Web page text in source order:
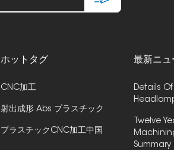
ホットタグ
CNC加工
射出成形 Abs プラスチック
プラスチックCNC加工中国
最新ニュ
Details
Twelve
Summary